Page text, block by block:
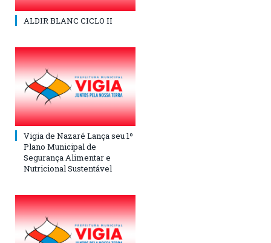
ALDIR BLANC CICLO II
Vigia de Nazaré Lança seu 1º
Plano Municipal de
Segurança Alimentar e
Nutricional Sustentável